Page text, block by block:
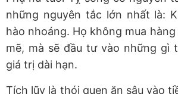
những nguyên tắc lớn nhất là:
hào nhoáng. Họ không mua
mẽ, mà sẽ đầu tư vào những gì
giá trị dài hạn.
Tích lũy là thói quen ăn sâu vào